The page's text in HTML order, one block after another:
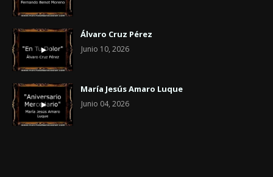
Álvaro Cruz Pérez
Junio 10, 2026
María Jesús Amaro Luque
Junio 04, 2026